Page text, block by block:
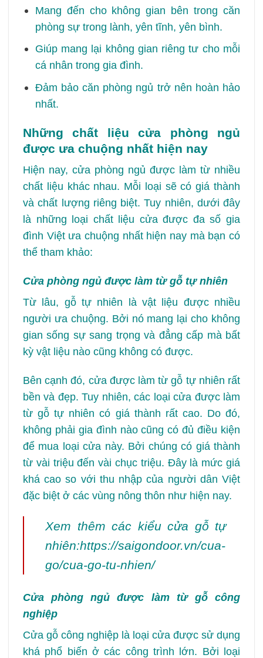
Mang đến cho không gian bên trong căn
phòng sự trong lành, yên tĩnh, yên bình.
Giúp mang lại không gian riêng tư cho mỗi
cá nhân trong gia đình.
Đảm bảo căn phòng ngủ trở nên hoàn hảo
nhất.
Những chất liệu cửa phòng ngủ
được ưa chuộng nhất hiện nay
Hiện nay, cửa phòng ngủ được làm từ nhiều
chất liệu khác nhau. Mỗi loại sẽ có giá thành
và chất lượng riêng biệt. Tuy nhiên, dưới đây
là những loại chất liệu cửa được đa số gia
đình Việt ưa chuộng nhất hiện nay mà bạn có
thể tham khảo:
Cửa phòng ngủ được làm từ gỗ tự nhiên
Từ lâu, gỗ tự nhiên là vật liệu được nhiều
người ưa chuộng. Bởi nó mang lại cho không
gian sống sự sang trọng và đẳng cấp mà bất
kỳ vật liệu nào cũng không có được.
Bên cạnh đó, cửa được làm từ gỗ tự nhiên rất
bền và đẹp. Tuy nhiên, các loại cửa được làm
từ gỗ tự nhiên có giá thành rất cao. Do đó,
không phải gia đình nào cũng có đủ điều kiện
để mua loại cửa này. Bởi chúng có giá thành
từ vài triệu đến vài chục triệu. Đây là mức giá
khá cao so với thu nhập của người dân Việt
đặc biệt ở các vùng nông thôn như hiện nay.
Xem thêm các kiểu cửa gỗ tự
nhiên:https://saigondoor.vn/cua-
go/cua-go-tu-nhien/
Cửa phòng ngủ được làm từ gỗ công
nghiệp
Cửa gỗ công nghiệp là loại cửa được sử dụng
khá phổ biến ở các công trình lớn. Bởi loại